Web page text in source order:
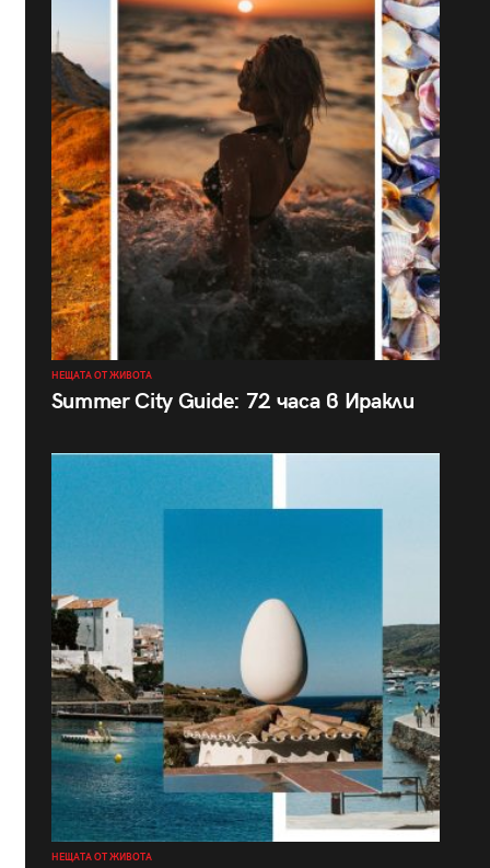
НЕЩАТА ОТ ЖИВОТА
Summer City Guide: 72 часа в Иракли
НЕЩАТА ОТ ЖИВОТА